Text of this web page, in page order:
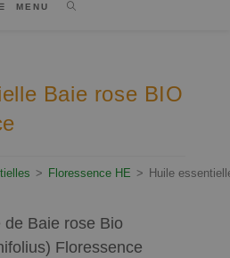
MENU
Baie rose BIO
> Floressence HE > Huile
de Baie rose Bio
Floressence